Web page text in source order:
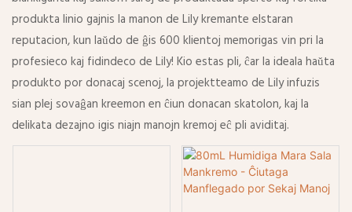
produkta linio gajnis la manon de Lily kremante elstaran
reputacion, kun laŭdo de ĝis 600 klientoj memorigas vin pri la
profesieco kaj fidindeco de Lily! Kio estas pli, ĉar la ideala haŭta
produkto por donacaj scenoj, la projektteamo de Lily infuzis
sian plej sovaĝan kreemon en ĉiun donacan skatolon, kaj la
delikata dezajno igis niajn manojn kremoj eĉ pli aviditaj.